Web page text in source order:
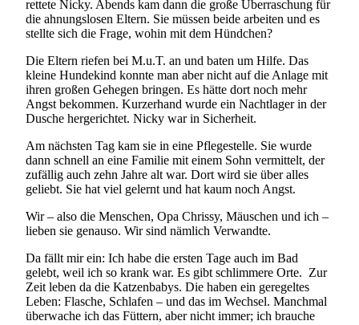
rettete Nicky. Abends kam dann die große Überraschung für
die ahnungslosen Eltern. Sie müssen beide arbeiten und es
stellte sich die Frage, wohin mit dem Hündchen?
Die Eltern riefen bei M.u.T. an und baten um Hilfe. Das
kleine Hundekind konnte man aber nicht auf die Anlage mit
ihren großen Gehegen bringen. Es hätte dort noch mehr
Angst bekommen. Kurzerhand wurde ein Nachtlager in der
Dusche hergerichtet. Nicky war in Sicherheit.
Am nächsten Tag kam sie in eine Pflegestelle. Sie wurde
dann schnell an eine Familie mit einem Sohn vermittelt, der
zufällig auch zehn Jahre alt war. Dort wird sie über alles
geliebt. Sie hat viel gelernt und hat kaum noch Angst.
Wir – also die Menschen, Opa Chrissy, Mäuschen und ich –
lieben sie genauso. Wir sind nämlich Verwandte.
Da fällt mir ein: Ich habe die ersten Tage auch im Bad
gelebt, weil ich so krank war. Es gibt schlimmere Orte. Zur
Zeit leben da die Katzenbabys. Die haben ein geregeltes
Leben: Flasche, Schlafen – und das im Wechsel. Manchmal
überwache ich das Füttern, aber nicht immer; ich brauche